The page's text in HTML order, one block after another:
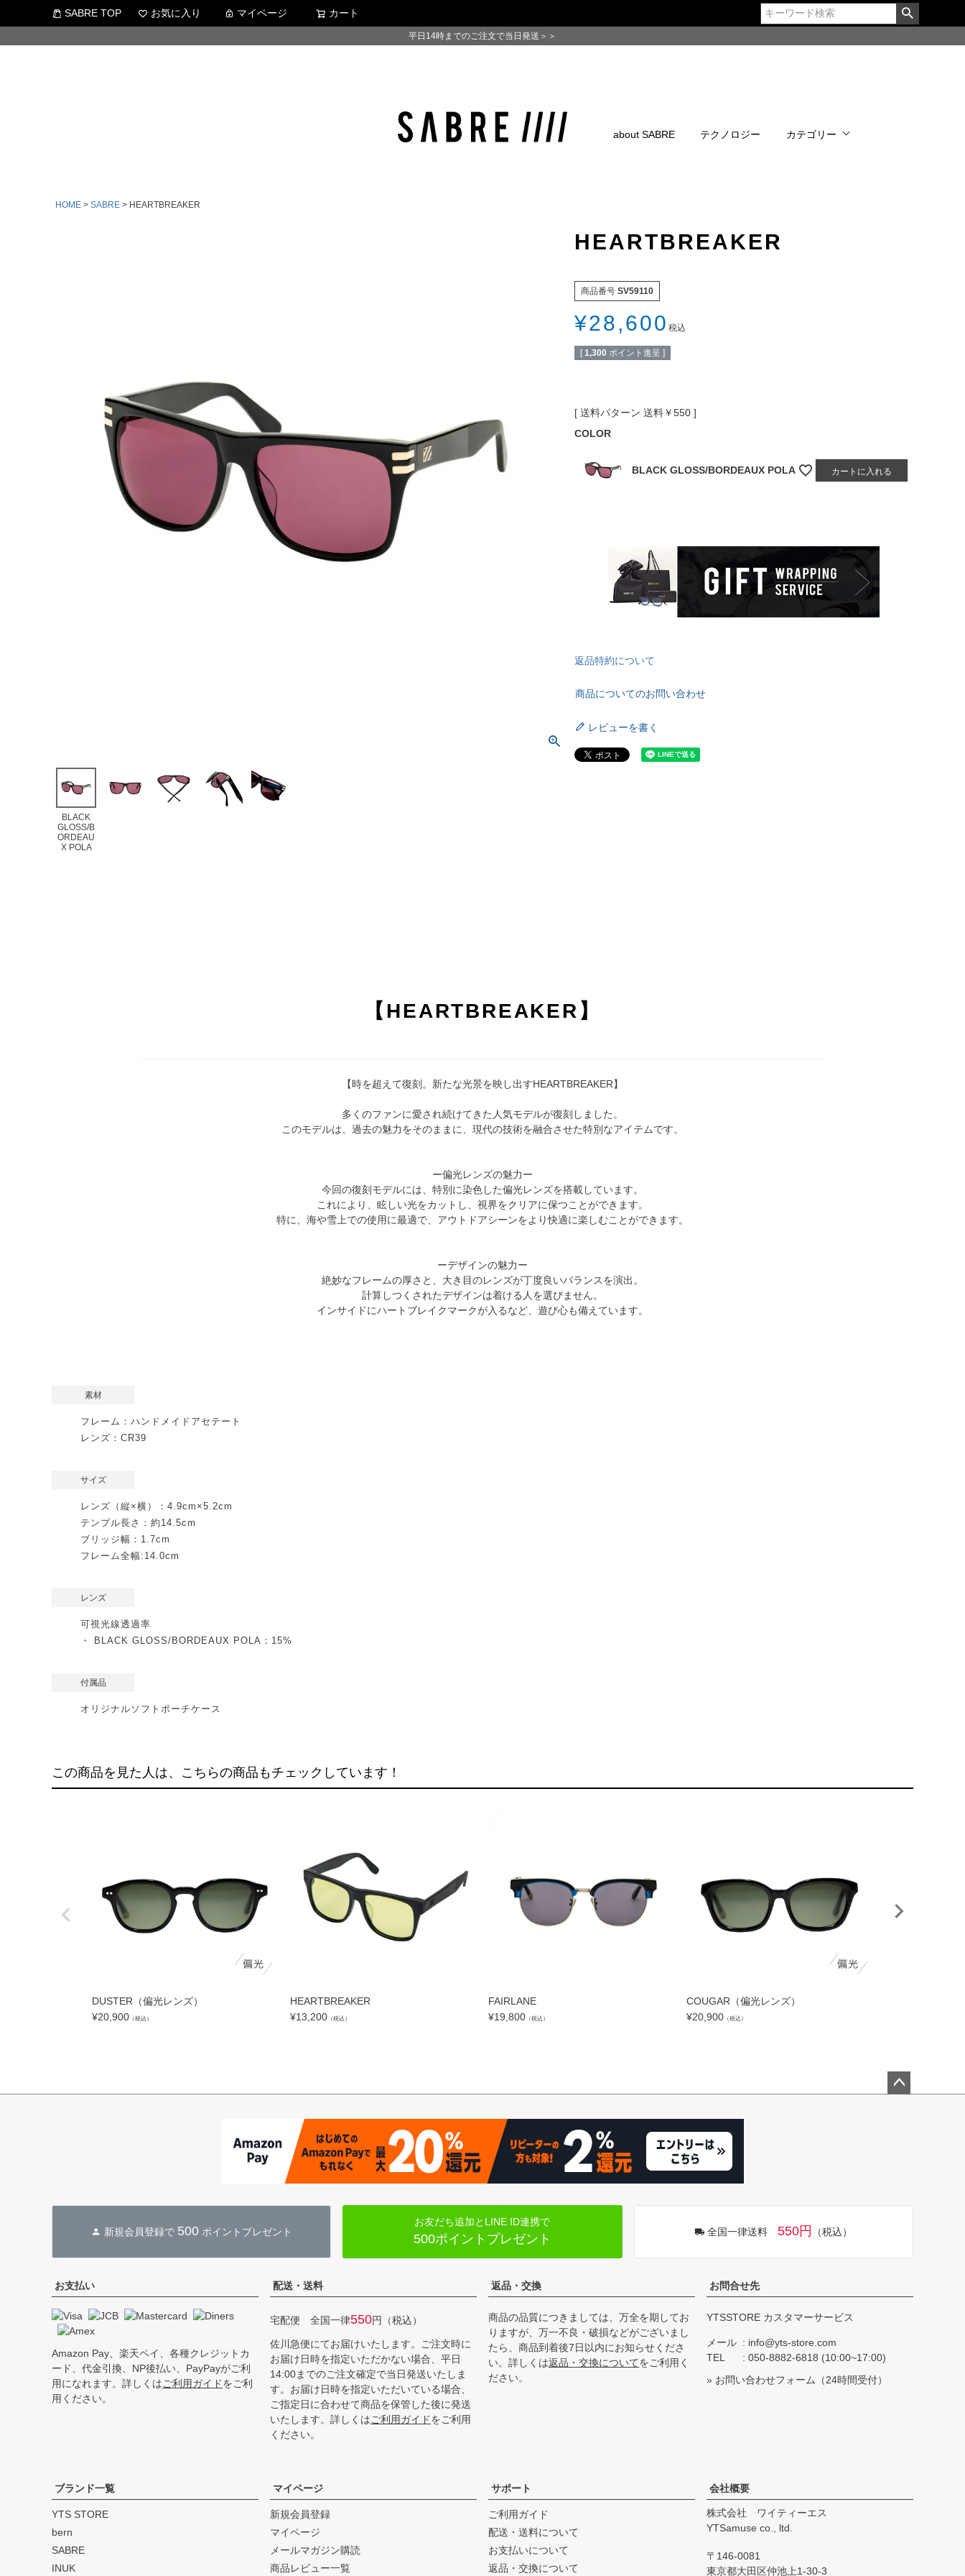
SABRE TOP お気に入り マイページ カート
平日14時までのご注文で当日発送＞＞
about SABRE テクノロジー カテゴリー
HOME SABRE HEARTBREAKER
BLACK
GLOSS/B
ORDEAU
X POLA
HEARTBREAKER
商品番号 SV59110
¥28,600 税込
[ 1,300 ポイント進呈 ]
送料パターン 送料￥550
COLOR
BLACK GLOSS/BORDEAUX POLA カートに入れる
返品特約について
商品についてのお問い合わせ
レビューを書く
【HEARTBREAKER】
【時を超えて復刻。新たな光景を映し出すHEARTBREAKER】
多くのファンに愛され続けてきた人気モデルが復刻しました。
このモデルは、過去の魅力をそのままに、現代の技術を融合させた特別なアイテムです。
ー偏光レンズの魅力ー
今回の復刻モデルには、特別に染色した偏光レンズを搭載しています。
これにより、眩しい光をカットし、視界をクリアに保つことができます。
特に、海や雪上での使用に最適で、アウトドアシーンをより快適に楽しむことができます。
ーデザインの魅力ー
絶妙なフレームの厚さと、大き目のレンズが丁度良いバランスを演出。
計算しつくされたデザインは着ける人を選びません。
インサイドにハートブレイクマークが入るなど、遊び心も備えています。
素材
フレーム：ハンドメイドアセテート
レンズ：CR39
サイズ
レンズ（縦×横）：4.9cm×5.2cm
テンプル長さ：約14.5cm
ブリッジ幅：1.7cm
フレーム全幅:14.0cm
レンズ
可視光線透過率
・ BLACK GLOSS/BORDEAUX POLA：15%
付属品
オリジナルソフトポーチケース
この商品を見た人は、こちらの商品もチェックしています！
DUSTER（偏光レンズ）
¥20,900 （税込）
HEARTBREAKER
¥13,200 （税込）
FAIRLANE
¥19,800 （税込）
COUGAR（偏光レンズ）
¥20,900 （税込）
新規会員登録で 500ポイントプレゼント
お友だち追加とLINE ID連携で
500ポイントプレゼント 全国一律送料550円 （税込）
お支払い
Amazon Pay、楽天ペイ、各種クレジットカ
ード、代金引換、NP後払い、PayPayがご利
用になれます。詳しくはご利用ガイドをご利
用ください。
配送・送料
宅配便 全国一律550円（税込）
佐川急便にてお届けいたします。ご注文時に
お届け日時を指定いただかない場合、平日
14:00までのご注文確定で当日発送いたしま
す。お届け日時を指定いただいている場合、
ご指定日に合わせて商品を保管した後に発送
いたします。詳しくはご利用ガイドをご利用
ください。
返品・交換
商品の品質につきましては、万全を期してお
りますが、万一不良・破損などがございまし
たら、商品到着後7日以内にお知らせくださ
い。詳しくは返品・交換についてをご利用く
ださい。
お問合せ先
YTSSTORE カスタマーサービス
メール
info@yts-store.com
TEL
050-8882-6818 (10:00~17:00)
» お問い合わせフォーム （24時間受付）
ブランド一覧
YTS STORE
bern
SABRE
INUK
マイページ
新規会員登録
マイページ
メールマガジン購読
商品レビュー一覧
サポート
ご利用ガイド
配送・送料について
お支払いについて
返品・交換について
会社概要
株式会社 ワイティーエス
YTSamuse co., ltd.
146-0081
東京都大田区仲池上1-30-3